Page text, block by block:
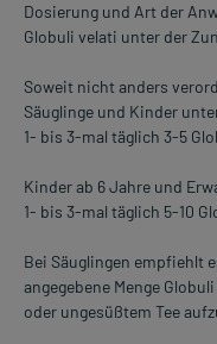
Dosierung und Art der
Globuli velati unter der
Soweit nicht anders
Säuglinge und Kinder
1- bis 3-mal täglich 3-5
Kinder ab 6 Jahre und
1- bis 3-mal täglich 5-10
Bei Säuglingen empfiehlt
angegebene Menge
oder ungesüßtem Tee